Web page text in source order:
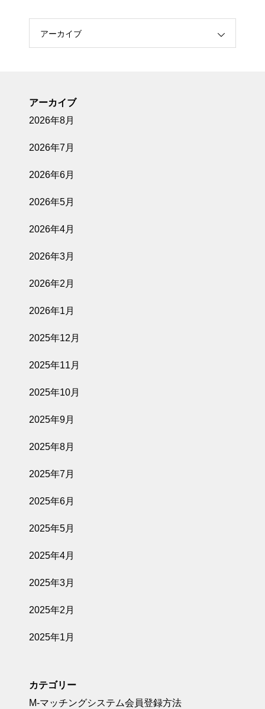
アーカイブ
アーカイブ
2026年8月
2026年7月
2026年6月
2026年5月
2026年4月
2026年3月
2026年2月
2026年1月
2025年12月
2025年11月
2025年10月
2025年9月
2025年8月
2025年7月
2025年6月
2025年5月
2025年4月
2025年3月
2025年2月
2025年1月
カテゴリー
M-マッチングシステム会員登録方法